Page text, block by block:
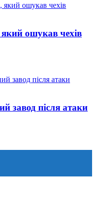
ошукав чехів
завод після атаки